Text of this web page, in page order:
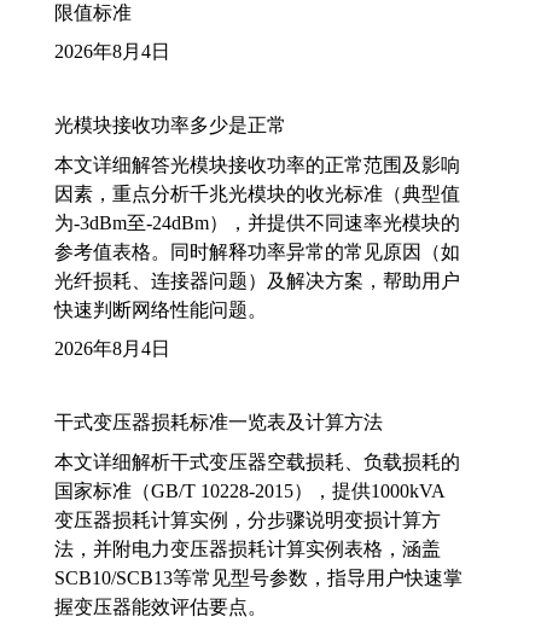
限值标准
2026年8月4日
光模块接收功率多少是正常
本文详细解答光模块接收功率的正常范围及影响
因素，重点分析千兆光模块的收光标准（典型值
为-3dBm至-24dBm），并提供不同速率光模块的
参考值表格。同时解释功率异常的常见原因（如
光纤损耗、连接器问题）及解决方案，帮助用户
快速判断网络性能问题。
2026年8月4日
干式变压器损耗标准一览表及计算方法
本文详细解析干式变压器空载损耗、负载损耗的
国家标准（GB/T 10228-2015），提供1000kVA
变压器损耗计算实例，分步骤说明变损计算方
法，并附电力变压器损耗计算实例表格，涵盖
SCB10/SCB13等常见型号参数，指导用户快速掌
握变压器能效评估要点。